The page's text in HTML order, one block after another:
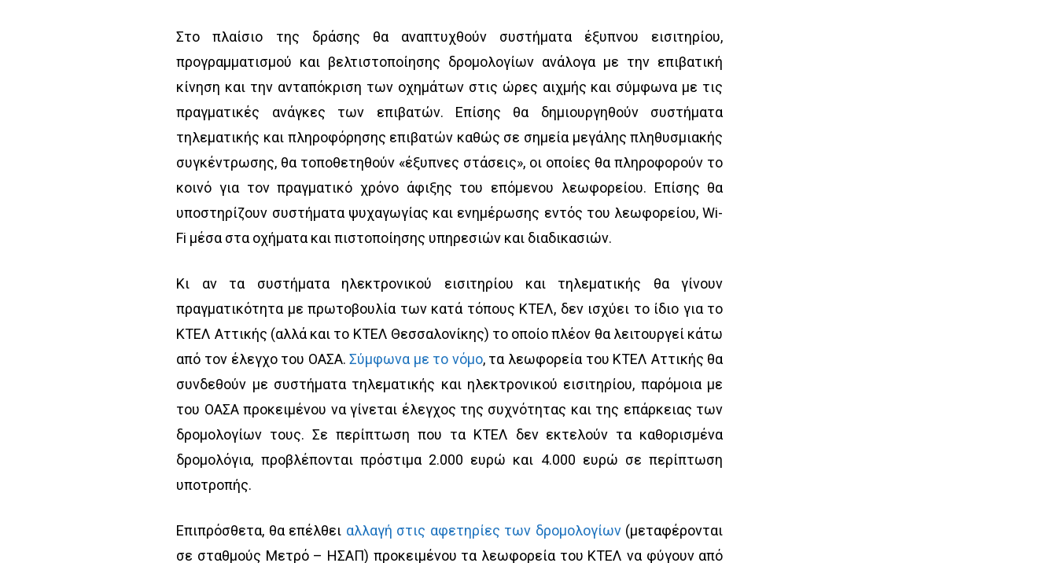
Στο πλαίσιο της δράσης θα αναπτυχθούν συστήματα έξυπνου εισιτηρίου,
προγραμματισμού και βελτιστοποίησης δρομολογίων ανάλογα με την επιβατική
κίνηση και την ανταπόκριση των οχημάτων στις ώρες αιχμής και σύμφωνα με τις
πραγματικές ανάγκες των επιβατών. Επίσης θα δημιουργηθούν συστήματα
τηλεματικής και πληροφόρησης επιβατών καθώς σε σημεία μεγάλης πληθυσμιακής
συγκέντρωσης, θα τοποθετηθούν «έξυπνες στάσεις», οι οποίες θα πληροφορούν το
κοινό για τον πραγματικό χρόνο άφιξης του επόμενου λεωφορείου. Επίσης θα
υποστηρίζουν συστήματα ψυχαγωγίας και ενημέρωσης εντός του λεωφορείου, Wi-
Fi μέσα στα οχήματα και πιστοποίησης υπηρεσιών και διαδικασιών.
Κι αν τα συστήματα ηλεκτρονικού εισιτηρίου και τηλεματικής θα γίνουν
πραγματικότητα με πρωτοβουλία των κατά τόπους ΚΤΕΛ, δεν ισχύει το ίδιο για το
ΚΤΕΛ Αττικής (αλλά και το ΚΤΕΛ Θεσσαλονίκης) το οποίο πλέον θα λειτουργεί κάτω
από τον έλεγχο του ΟΑΣΑ.Σύμφωνα με το νόμο, τα λεωφορεία του ΚΤΕΛ Αττικής θα
συνδεθούν με συστήματα τηλεματικής και ηλεκτρονικού εισιτηρίου, παρόμοια με
του ΟΑΣΑ προκειμένου να γίνεται έλεγχος της συχνότητας και της επάρκειας των
δρομολογίων τους. Σε περίπτωση που τα ΚΤΕΛ δεν εκτελούν τα καθορισμένα
δρομολόγια, προβλέπονται πρόστιμα 2.000 ευρώ και 4.000 ευρώ σε περίπτωση
υποτροπής.
Επιπρόσθετα, θα επέλθει αλλαγή στις αφετηρίες των δρομολογίων(μεταφέρονται
σε σταθμούς Μετρό – ΗΣΑΠ) προκειμένου τα λεωφορεία του ΚΤΕΛ να φύγουν από